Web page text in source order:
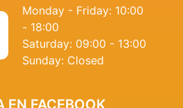
Monday - Friday: 10:00
- 18:00
Saturday: 09:00 - 13:00
Sunday: Closed